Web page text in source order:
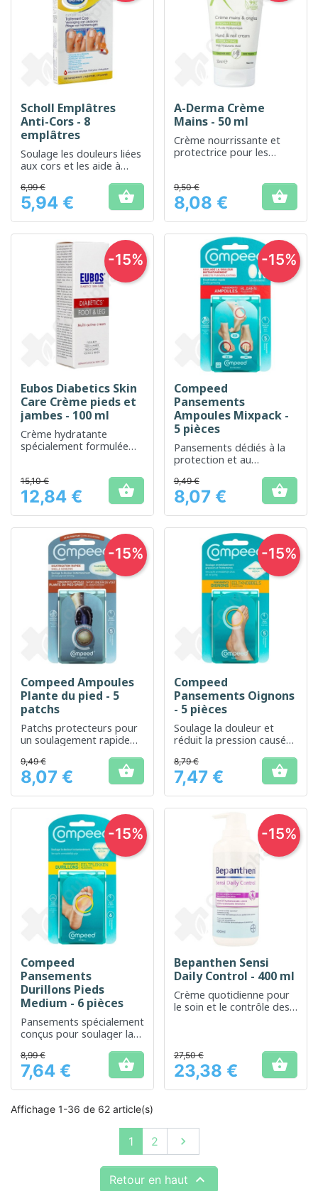
Scholl Emplâtres
Anti-Cors - 8
emplâtres
Soulage les douleurs liées
aux cors et les aide à
progressivement
Prix
6,99 €
5,94 € 
A-Derma Crème
Mains - 50 ml
Crème nourrissante et
protectrice pour les
Prix
9,50 €
8,08 € 
Eubos Diabetics Skin
Care Crème pieds et
jambes - 100 ml
Crème hydratante
spécialement formulée
diabétiques
Prix
15,10 €
12,84 € 
-15%
Compeed
Pansements
Ampoules Mixpack -
5 pièces
Pansements dédiés à la
protection et au
ampoules
Prix
9,49 €
8,07 € 
-15%
Compeed Ampoules
Plante du pied - 5
patchs
Patchs protecteurs pour
un soulagement rapide
Prix
9,49 €
8,07 € 
-15%
Compeed
Pansements Oignons
- 5 pièces
Soulage la douleur et
réduit la pression causée
Prix
8,79 €
7,47 € 
-15%
Compeed
Pansements
Durillons Pieds
Medium - 6 pièces
Pansements spécialement
conçus pour soulager la
aux durillons
Prix
8,99 €
7,64 € 
-15%
Bepanthen Sensi
Daily Control - 400 ml
Crème quotidienne pour
le soin et le contrôle des
Prix
27,50 €
23,38 € 
-15%
Affichage 1-36 de 62 article(s)
1 2 Suivant

Retour en haut 